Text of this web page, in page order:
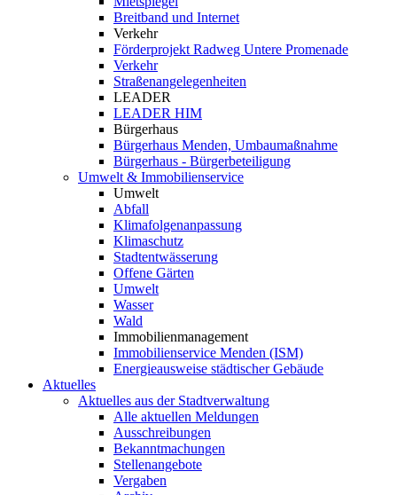
Breitband und Internet
Verkehr
Förderprojekt Radweg Untere Promenade
Verkehr
Straßenangelegenheiten
LEADER
LEADER HIM
Bürgerhaus
Bürgerhaus Menden, Umbaumaßnahme
Bürgerhaus - Bürgerbeteiligung
Umwelt & Immobilienservice
Umwelt
Abfall
Klimafolgenanpassung
Klimaschutz
Stadtentwässerung
Offene Gärten
Umwelt
Wasser
Wald
Immobilienmanagement
Immobilienservice Menden (ISM)
Energieausweise städtischer Gebäude
Aktuelles
Aktuelles aus der Stadtverwaltung
Alle aktuellen Meldungen
Ausschreibungen
Bekanntmachungen
Stellenangebote
Vergaben